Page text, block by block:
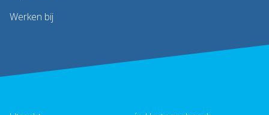
Werken bij